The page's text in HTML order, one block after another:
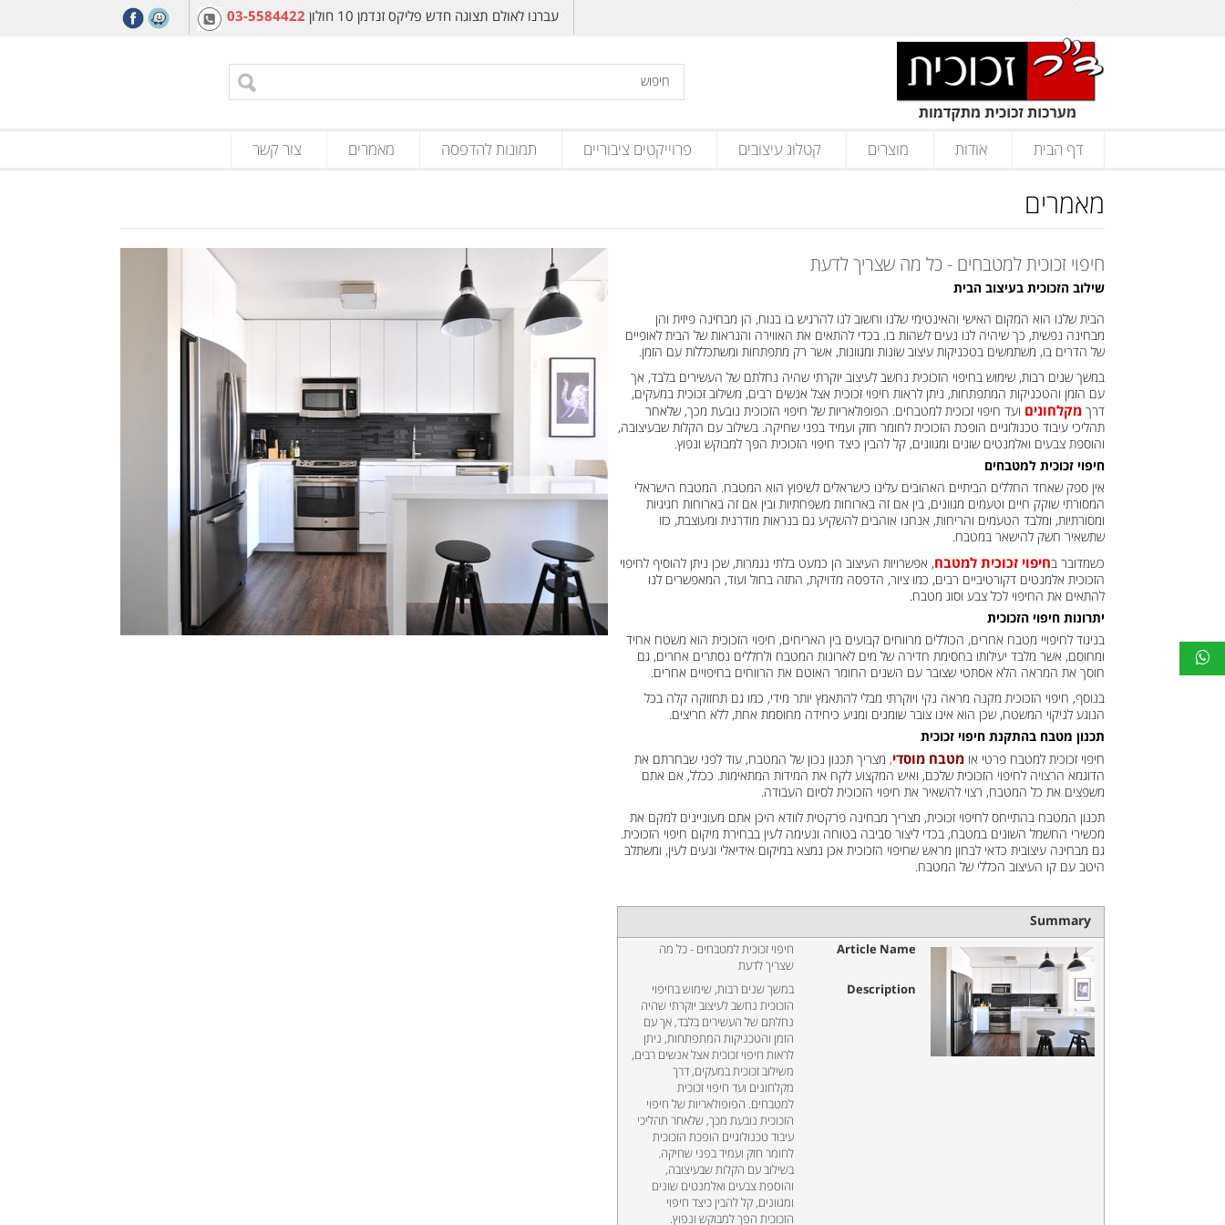
עברנו לאולם תצוגה חדש פליקס זנדמן 10 חולון 03-5584422
דף הבית אודות מוצרים קטלוג עיצובים פרוייקטים ציבוריים תמונות להדפסה מאמרים צור קשר
מאמרים
חיפוי זכוכית למטבחים - כל מה שצריך לדעת
שילוב הזכוכית בעיצוב הבית
הבית שלנו הוא המקום האישי והאינטימי שלנו וחשוב לנו להרגיש בו בנוח, הן מבחינה פיזית והן
מבחינה נפשית, כך שיהיה לנו נעים לשהות בו. בכדי להתאים את האווירה והנראות של הבית לאופיים
של הדרים בו, משתמשים בטכניקות עיצוב שונות ומגוונות, אשר רק מתפתחות ומשתכללות עם הזמן.
במשך שנים רבות, שימוש בחיפוי הזכוכית נחשב לעיצוב יוקרתי שהיה נחלתם של העשירים בלבד, אך
עם הזמן והטכניקות המתפתחות, ניתן לראות חיפוי זכוכית אצל אנשים רבים, משילוב זכוכית במעקים,
דרך מקלחונים ועד חיפוי זכוכית למטבחים. הפופולאריות של חיפוי הזכוכית נובעת מכך, שלאחר
תהליכי עיבוד טכנולוגיים הופכת הזכוכית לחומר חזק ועמיד בפני שחיקה. בשילוב עם הקלות שבעיצובה,
והוספת צבעים ואלמנטים שונים ומגוונים, קל להבין כיצד חיפוי הזכוכית הפך למבוקש ונפוץ.
חיפוי זכוכית למטבחים
אין ספק שאחד החללים הביתיים האהובים עלינו כישראלים לשיפוץ הוא המטבח. המטבח הישראלי
המסורתי שוקק חיים וטעמים מגוונים, בין אם זה בארוחות משפחתיות ובין אם זה בארוחות חגיגיות
ומסורתיות, ומלבד הטעמים והריחות, אנחנו אוהבים להשקיע גם בנראות מודרנית ומעוצבת, כזו
שתשאיר חשק להישאר במטבח.
כשמדובר בחיפוי זכוכית למטבח, אפשרויות העיצוב הן כמעט בלתי נגמרות, שכן ניתן להוסיף לחיפוי
הזכוכית אלמנטים דקורטיביים רבים, כמו ציור, הדפסה מדויקת, התזה בחול ועוד, המאפשרים לנו
להתאים את החיפוי לכל צבע וסוג מטבח.
יתרונות חיפוי הזכוכית
בניגוד לחיפויי מטבח אחרים, הכוללים מרווחים קבועים בין האריחים, חיפוי הזכוכית הוא משטח אחיד
ומחוסם, אשר מלבד יעילותו בחסימת חדירה של מים לארונות המטבח ולחללים נסתרים אחרים, גם
חוסך את המראה הלא אסתטי שצובר עם השנים החומר האוטם את הרווחים בחיפויים אחרים.
בנוסף, חיפוי הזכוכית מקנה מראה נקי ויוקרתי מבלי להתאמץ יותר מידי, כמו גם תחזוקה קלה בכל
הנוגע לניקוי המשטח, שכן הוא אינו צובר שומנים ומגיע כיחידה מחוסמת אחת, ללא חריצים.
תכנון מטבח בהתקנת חיפוי זכוכית
חיפוי זכוכית למטבח פרטי או מטבח מוסדי, מצריך תכנון נכון של המטבח, עוד לפני שבחרתם את
הדוגמא הרצויה לחיפוי הזכוכית שלכם, ואיש המקצוע לקח את המידות המתאימות. ככלל, אם אתם
משפצים את כל המטבח, רצוי להשאיר את חיפוי הזכוכית לסיום העבודה.
תכנון המטבח בהתייחס לחיפוי זכוכית, מצריך מבחינה פרקטית לוודא היכן אתם מעוניינים למקם את
מכשירי החשמל השונים במטבח, בכדי ליצור סביבה בטוחה ונעימה לעין בבחירת מיקום חיפוי הזכוכית.
גם מבחינה עיצובית כדאי לבחון מראש שחיפוי הזכוכית אכן נמצא במיקום אידיאלי ונעים לעין, ומשתלב
היטב עם קו העיצוב הכללי של המטבח.
Summary
Article Name
חיפוי זכוכית למטבחים - כל מה
שצריך לדעת
Description
במשך שנים רבות, שימוש בחיפוי
הזכוכית נחשב לעיצוב יוקרתי שהיה
נחלתם של העשירים בלבד, אך עם
הזמן והטכניקות המתפתחות, ניתן
לראות חיפוי זכוכית אצל אנשים רבים,
משילוב זכוכית במעקים, דרך
מקלחונים ועד חיפוי זכוכית
למטבחים. הפופולאריות של חיפוי
הזכוכית נובעת מכך, שלאחר תהליכי
עיבוד טכנולוגיים הופכת הזכוכית
לחומר חזק ועמיד בפני שחיקה.
בשילוב עם הקלות שבעיצובה,
והוספת צבעים ואלמנטים שונים
ומגוונים, קל להבין כיצד חיפוי
הזכוכית הפך למבוקש ונפוץ.